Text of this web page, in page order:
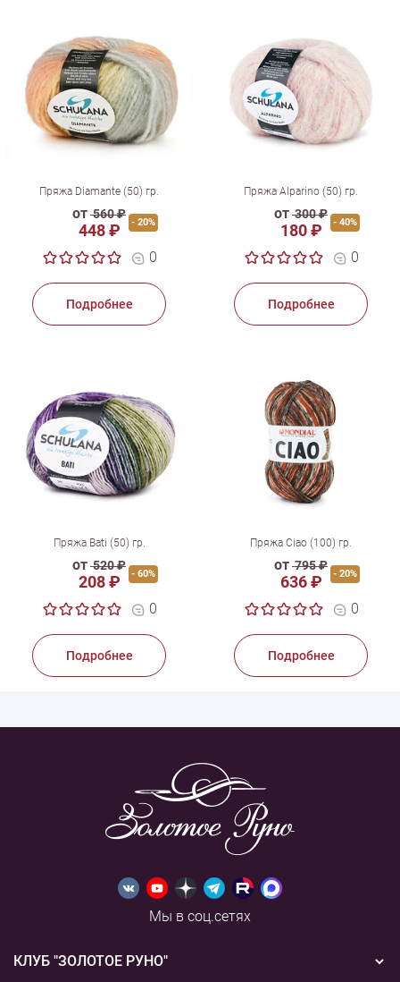
Пряжа Diamante (50) гр.
от560 ₽
448 ₽ - 20%
0
Подробнее
Пряжа Alparino (50) гр.
от300 ₽
180 ₽ - 40%
0
Подробнее
Пряжа Bati (50) гр.
от520 ₽
208 ₽ - 60%
0
Подробнее
Пряжа Ciao (100) гр.
от795 ₽
636 ₽ - 20%
0
Подробнее
Мы в соц.сетях
КЛУБ "ЗОЛОТОЕ РУНО"